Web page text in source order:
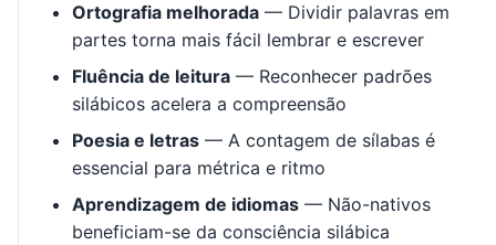
Ortografia melhorada — Dividir palavras em
partes torna mais fácil lembrar e escrever
Fluência de leitura — Reconhecer padrões
silábicos acelera a compreensão
Poesia e letras — A contagem de sílabas é
essencial para métrica e ritmo
Aprendizagem de idiomas — Não-nativos
beneficiam-se da consciência silábica